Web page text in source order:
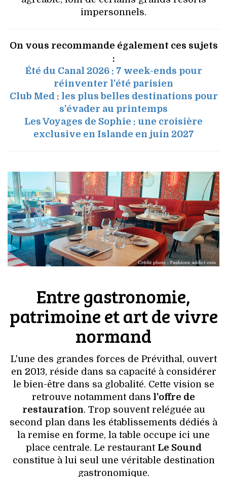
impersonnels.
On vous recommande également ces sujets
:
Été du Canal 2026 : 7 week-ends pour
réinventer l’été parisien
Club Med : les plus belles destinations pour
s’évader au printemps
Les Voyages de Sophie : une croisière
exclusive en Islande en juin 2027
Entre gastronomie,
patrimoine et art de vivre
normand
L'une des grandes forces de Prévithal, ouvert
en 2013, réside dans sa capacité à considérer
le bien-être dans sa globalité. Cette vision se
retrouve notamment dans l'offre de
restauration. Trop souvent reléguée au
second plan dans les établissements dédiés à
la remise en forme, la table occupe ici une
place centrale. Le restaurant Le Sound
constitue à lui seul une véritable destination
gastronomique.